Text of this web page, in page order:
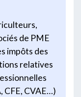
de PME
impôts des
relatives
CFE, CVAE…)